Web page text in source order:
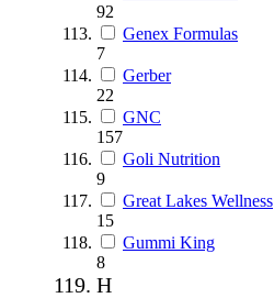
92
Genex Formulas
7
Gerber
22
GNC
157
Goli Nutrition
9
Great Lakes Wellness
15
Gummi King
8
H